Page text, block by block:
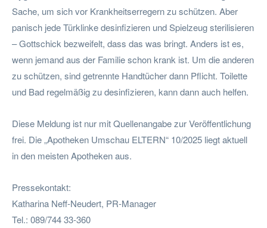
Sache, um sich vor Krankheitserregern zu schützen. Aber
panisch jede Türklinke desinfizieren und Spielzeug sterilisieren
– Gottschick bezweifelt, dass das was bringt. Anders ist es,
wenn jemand aus der Familie schon krank ist. Um die anderen
zu schützen, sind getrennte Handtücher dann Pflicht. Toilette
und Bad regelmäßig zu desinfizieren, kann dann auch helfen.
Diese Meldung ist nur mit Quellenangabe zur Veröffentlichung
frei. Die „Apotheken Umschau ELTERN“ 10/2025 liegt aktuell
in den meisten Apotheken aus.
Pressekontakt:
Katharina Neff-Neudert, PR-Manager
Tel.: 089/744 33-360